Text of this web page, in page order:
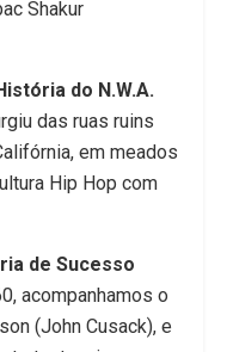
Shakur
do N.W.A.
das ruas ruins
em meados
Hip Hop com
de Sucesso
acompanhamos o
(John Cusack), e